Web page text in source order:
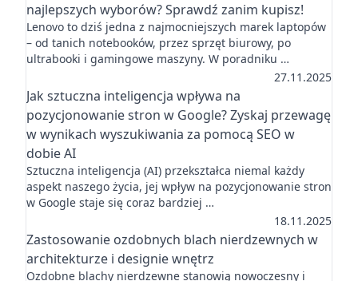
najlepszych wyborów? Sprawdź zanim kupisz!
Lenovo to dziś jedna z najmocniejszych marek laptopów
– od tanich notebooków, przez sprzęt biurowy, po
ultrabooki i gamingowe maszyny. W poradniku …
27.11.2025
Jak sztuczna inteligencja wpływa na
pozycjonowanie stron w Google? Zyskaj przewagę
w wynikach wyszukiwania za pomocą SEO w
dobie AI
Sztuczna inteligencja (AI) przekształca niemal każdy
aspekt naszego życia, jej wpływ na pozycjonowanie stron
w Google staje się coraz bardziej …
18.11.2025
Zastosowanie ozdobnych blach nierdzewnych w
architekturze i designie wnętrz
Ozdobne blachy nierdzewne stanowią nowoczesny i